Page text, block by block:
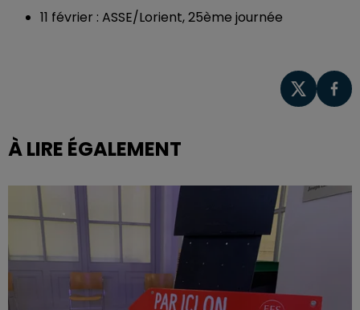
11 février : ASSE/Lorient, 25ème journée
À LIRE ÉGALEMENT